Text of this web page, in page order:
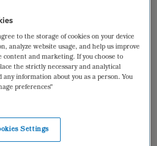
,Elmi Wopereis
zoek
to the storage of cookies on your device
analyze website usage, and help us improve
content and marketing. If you choose to
the strictly necessary and analytical
information about you as a person. You
preferences"
Settings